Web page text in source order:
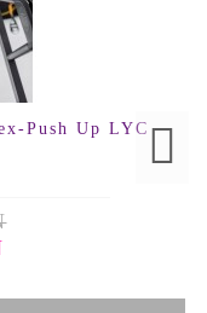
Push Up LYC